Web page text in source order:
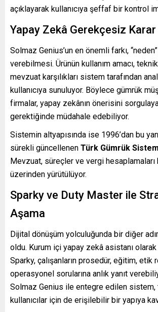
açıklayarak kullanıcıya şeffaf bir kontrol
Yapay Zekâ Gerekçesiz
Solmaz Genius’un en önemli farkı,
verebilmesi. Ürünün kullanım amacı,
mevzuat karşılıkları sistem tarafından
kullanıcıya sunuluyor. Böylece gümrük
firmalar, yapay zekânın önerisini
gerektiğinde müdahale edebiliyor.
Sistemin altyapısında ise 1996’dan bu
sürekli güncellenen Türk Gümrük
Mevzuat, süreçler ve vergi hesaplamaları
üzerinden yürütülüyor.
Sparky ve Duty Master ile
Aşama
Dijital dönüşüm yolculuğunda bir diğer
oldu. Kurum içi yapay zekâ asistanı
Sparky, çalışanların prosedür, eğitim, etik
operasyonel sorularına anlık yanıt
Solmaz Genius ile entegre edilen sistem,
kullanıcılar için de erişilebilir bir yapıya